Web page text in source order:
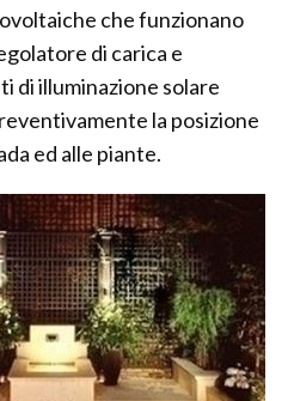
che funzionano
di carica e
di illuminazione solare
la posizione
ed alle piante.